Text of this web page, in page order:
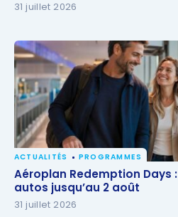
31 juillet 2026
Aéroplan Redemption Days
autos jusqu’au 2 août
ACTUALITÉS PROGRAMMES
Aéroplan Redemption Days
autos jusqu’au 2 août
31 juillet 2026